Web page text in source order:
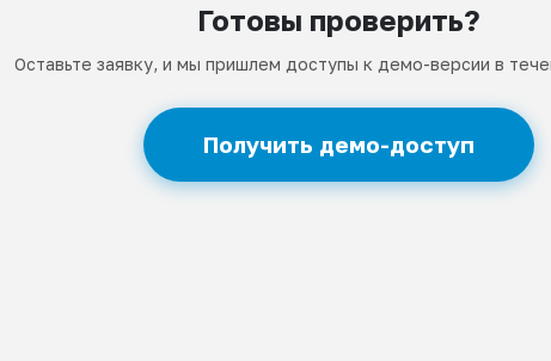
Готовы проверить?
Оставьте заявку, и мы пришлем доступы к демо-версии в
Получить демо-доступ